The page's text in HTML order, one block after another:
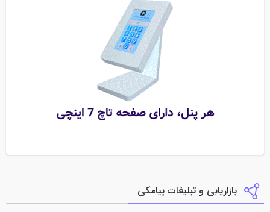
بازاریابی و تبلیغات پیامکی